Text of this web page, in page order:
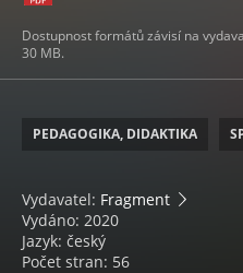
Dostupnost formátů závisí na
30 MB.
PEDAGOGIKA, DIDAKTIKA
Vydavatel: Fragment
Vydáno: 2020
Jazyk: český
Počet stran: 56